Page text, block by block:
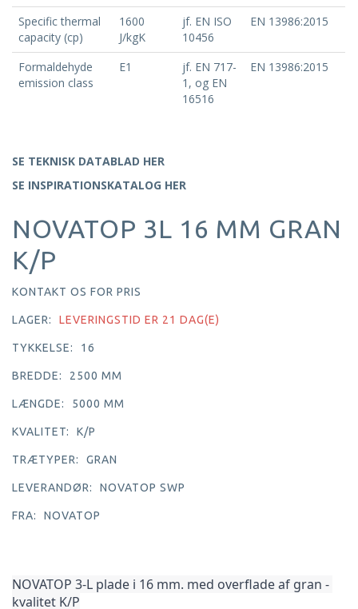
Specific thermal
capacity (cp)
1600
J/kgK
jf. EN ISO
10456
EN 13986:2015
Formaldehyde
emission class
E1
jf. EN 717-
1, og EN
16516
EN 13986:2015
SE TEKNISK DATABLAD HER
SE INSPIRATIONSKATALOG HER
NOVATOP 3L 16 MM GRAN
K/P
KONTAKT OS FOR PRIS
LAGER: LEVERINGSTID ER 21 DAG(E)
TYKKELSE: 16
BREDDE: 2500 MM
LÆNGDE: 5000 MM
KVALITET: K/P
TRÆTYPER: GRAN
LEVERANDØR: NOVATOP SWP
FRA: NOVATOP
NOVATOP 3-L plade i 16 mm. med overflade af gran -
kvalitet K/P